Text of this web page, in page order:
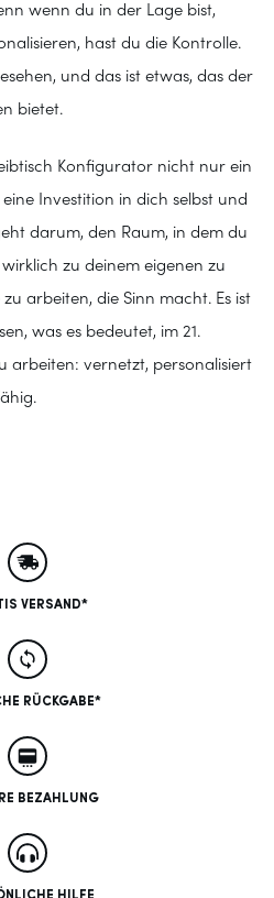
wenn du in der Lage bist,
hast du die Kontrolle.
und das ist etwas, das der
bietet.
Konfigurator nicht nur ein
Investition in dich selbst und
darum, den Raum, in dem du
zu deinem eigenen zu
arbeiten, die Sinn macht. Es ist
was es bedeutet, im 21.
arbeiten: vernetzt, personalisiert
VERSAND*
RÜCKGABE*
BEZAHLUNG